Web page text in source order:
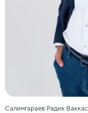
Салимгараев Радик